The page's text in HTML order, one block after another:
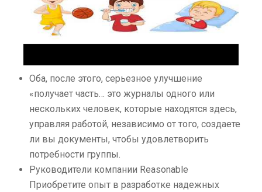
Оба, после этого, серьезное улучшение
«получает часть… это журналы одного или
нескольких человек, которые находятся здесь,
управляя работой, независимо от того, создаете
ли вы документы, чтобы удовлетворить
потребности группы.
Руководители компании Reasonable
Приобретите опыт в разработке надежных